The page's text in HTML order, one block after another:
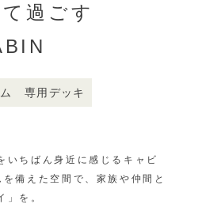
過ごす
専用デッキ
いちばん身近に感じるキャビ
備えた空間で、 家族や仲間と
」を。